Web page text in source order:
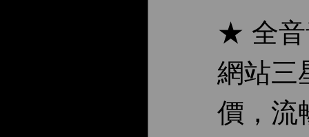
★ 全音
網站三
價，流